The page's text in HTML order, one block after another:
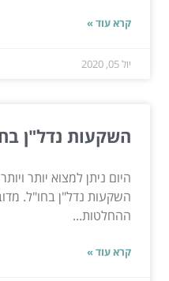
קרא עוד »
יול 05, 2020
השקעות נדל"ן
היום ניתן למצוא יותר
השקעות נדל"ן בחו"ל.
ההחלטות...
קרא עוד »